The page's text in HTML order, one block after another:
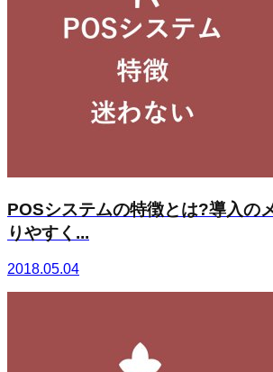
POSシステムの特徴とは?導入の
りやすく...
2018.05.04